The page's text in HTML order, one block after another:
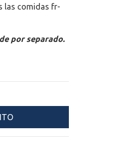
las comidas fr­
por separado.